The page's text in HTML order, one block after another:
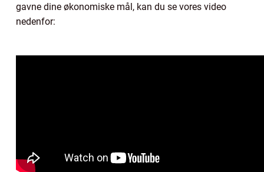
gavne dine økonomiske mål, kan du se vores video
nedenfor: